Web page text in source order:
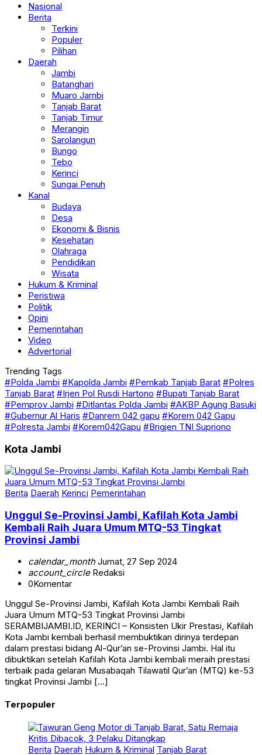
Nasional
Berita
Terkini
Populer
Pilihan
Daerah
Jambi
Batanghari
Muaro Jambi
Tanjab Barat
Tanjab Timur
Merangin
Sarolangun
Bungo
Tebo
Kerinci
Sungai Penuh
Kanal
Budaya
Desa
Ekonomi & Bisnis
Kesehatan
Olahraga
Pendidikan
Wisata
Hukum & Kriminal
Peristiwa
Politik
Opini
Pemerintahan
Video
Advertorial
Trending Tags
#Polda Jambi #Kapolda Jambi #Pemkab Tanjab Barat #Polres
Tanjab Barat #Irjen Pol Rusdi Hartono #Bupati Tanjab Barat
#Pemprov Jambi #Ditlantas Polda Jambi #AKBP Agung Basuki
#Gubernur Al Haris #Danrem 042 gapu #Korem 042 Gapu
#Polresta Jambi #Korem042Gapu #Brigjen TNI Supriono
Kota Jambi
Berita Daerah Kerinci Pemerintahan
Unggul Se-Provinsi Jambi, Kafilah Kota Jambi
Kembali Raih Juara Umum MTQ-53 Tingkat
Provinsi Jambi
calendar_monthJumat, 27 Sep 2024
account_circleRedaksi
0Komentar
Unggul Se-Provinsi Jambi, Kafilah Kota Jambi Kembali Raih
Juara Umum MTQ-53 Tingkat Provinsi Jambi
SERAMBIJAMBI.ID, KERINCI – Konsisten Ukir Prestasi, Kafilah
Kota Jambi kembali berhasil membuktikan dirinya terdepan
dalam prestasi bidang Al-Qur’an se-Provinsi Jambi. Hal itu
dibuktikan setelah Kafilah Kota Jambi kembali meraih prestasi
terbaik pada gelaran Musabaqah Tilawatil Qur’an (MTQ) ke-53
tingkat Provinsi Jambi […]
Terpopuler
Berita Daerah Hukum & Kriminal Tanjab Barat